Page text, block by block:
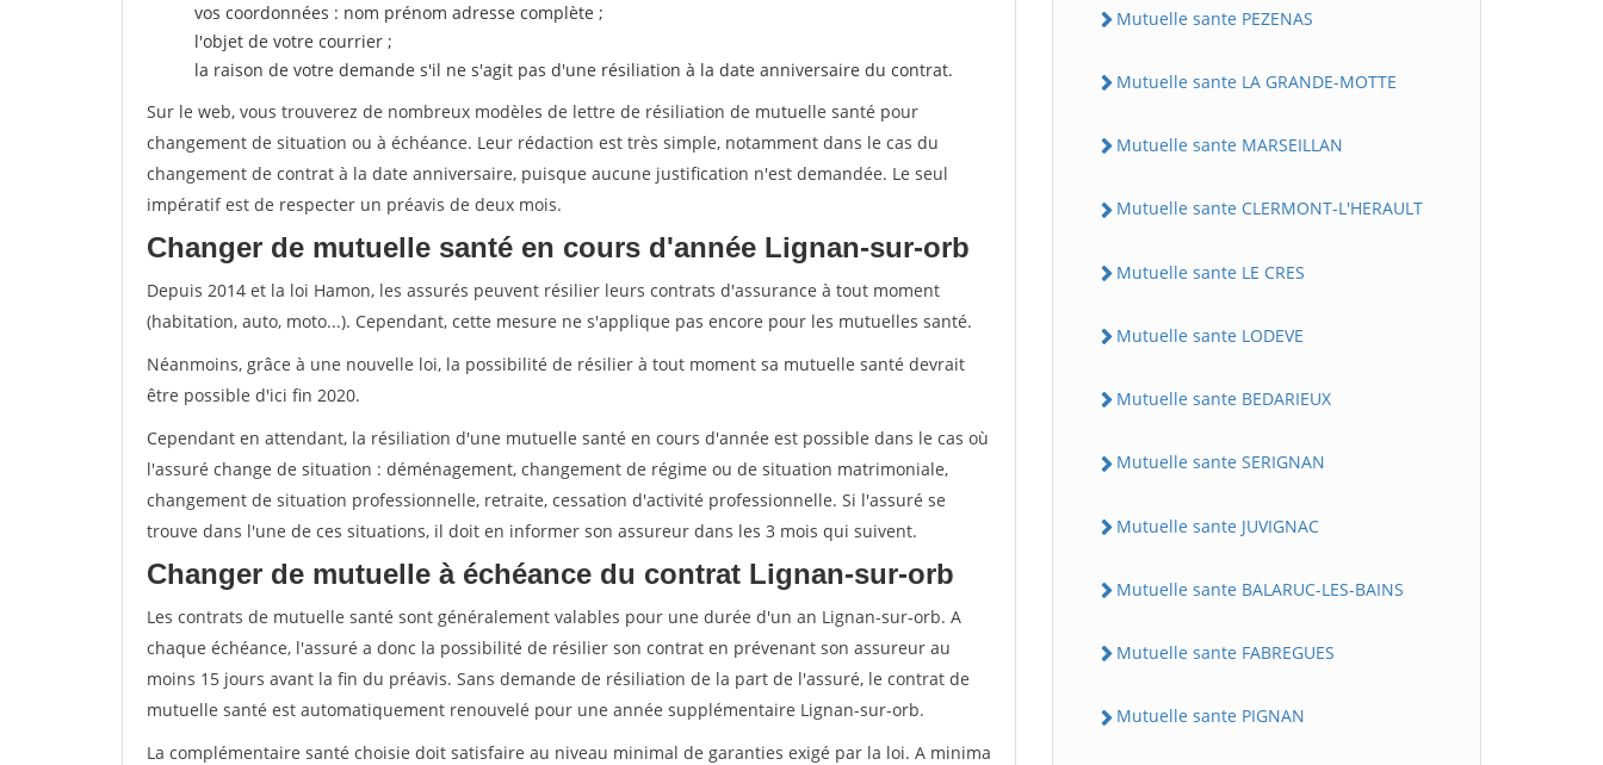
vos coordonnées : nom prénom adresse complète ;
l'objet de votre courrier ;
la raison de votre demande s'il ne s'agit pas d'une résiliation à la date anniversaire du contrat.
Sur le web, vous trouverez de nombreux modèles de lettre de résiliation de mutuelle santé pour
changement de situation ou à échéance. Leur rédaction est très simple, notamment dans le cas du
changement de contrat à la date anniversaire, puisque aucune justification n'est demandée. Le seul
impératif est de respecter un préavis de deux mois.
Changer de mutuelle santé en cours d'année Lignan-sur-orb
Depuis 2014 et la loi Hamon, les assurés peuvent résilier leurs contrats d'assurance à tout moment
(habitation, auto, moto...). Cependant, cette mesure ne s'applique pas encore pour les mutuelles santé.
Néanmoins, grâce à une nouvelle loi, la possibilité de résilier à tout moment sa mutuelle santé devrait
être possible d'ici fin 2020.
Cependant en attendant, la résiliation d'une mutuelle santé en cours d'année est possible dans le cas où
l'assuré change de situation : déménagement, changement de régime ou de situation matrimoniale,
changement de situation professionnelle, retraite, cessation d'activité professionnelle. Si l'assuré se
trouve dans l'une de ces situations, il doit en informer son assureur dans les 3 mois qui suivent.
Changer de mutuelle à échéance du contrat Lignan-sur-orb
Les contrats de mutuelle santé sont généralement valables pour une durée d'un an Lignan-sur-orb. A
chaque échéance, l'assuré a donc la possibilité de résilier son contrat en prévenant son assureur au
moins 15 jours avant la fin du préavis. Sans demande de résiliation de la part de l'assuré, le contrat de
mutuelle santé est automatiquement renouvelé pour une année supplémentaire Lignan-sur-orb.
La complémentaire santé choisie doit satisfaire au niveau minimal de garanties exigé par la loi. A minima
Mutuelle sante PEZENAS
Mutuelle sante LA GRANDE-MOTTE
Mutuelle sante MARSEILLAN
Mutuelle sante CLERMONT-L'HERAULT
Mutuelle sante LE CRES
Mutuelle sante LODEVE
Mutuelle sante BEDARIEUX
Mutuelle sante SERIGNAN
Mutuelle sante JUVIGNAC
Mutuelle sante BALARUC-LES-BAINS
Mutuelle sante FABREGUES
Mutuelle sante PIGNAN